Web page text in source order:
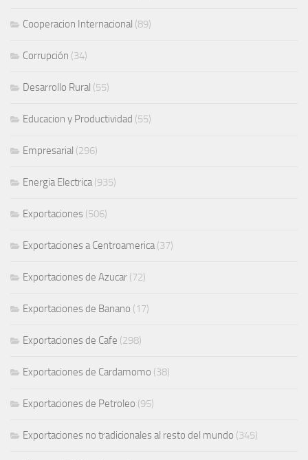
Cooperacion Internacional (89)
Corrupción (34)
Desarrollo Rural (55)
Educacion y Productividad (55)
Empresarial (296)
Energia Electrica(935)
Exportaciones (506)
Exportaciones a Centroamerica(37)
Exportaciones de Azucar (72)
Exportaciones de Banano (17)
Exportaciones de Cafe (298)
Exportaciones de Cardamomo (38)
Exportaciones de Petroleo (95)
Exportaciones no tradicionales al resto del mundo (345)